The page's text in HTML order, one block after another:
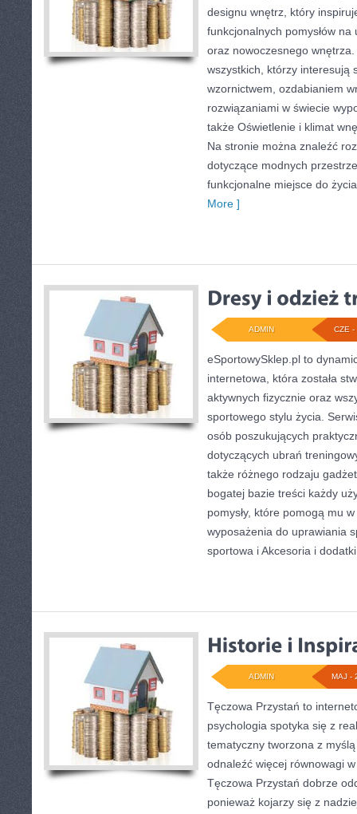
designu wnętrz, który
funkcjonalnych pomysłów
oraz nowoczesnego
wszystkich, którzy interesują
wzornictwem, ozdabianiem
rozwiązaniami w świecie
także Oświetlenie i klimat
Na stronie można znaleźć
dotyczące modnych
funkcjonalne miejsce do
More ]
CZE -
ADMIN
eSportowySklep.pl to
internetowa, która została
aktywnych fizycznie oraz
sportowego stylu życia.
osób poszukujących
dotyczących ubrań
także różnego rodzaju
bogatej bazie treści każdy
pomysły, które pomogą mu
wyposażenia do uprawiania
sportowa i Akcesoria i
MAJ -
ADMIN
Tęczowa Przystań to
psychologia spotyka się z
tematyczny tworzona z
odnaleźć więcej równowagi
Tęczowa Przystań dobrze
ponieważ kojarzy się z